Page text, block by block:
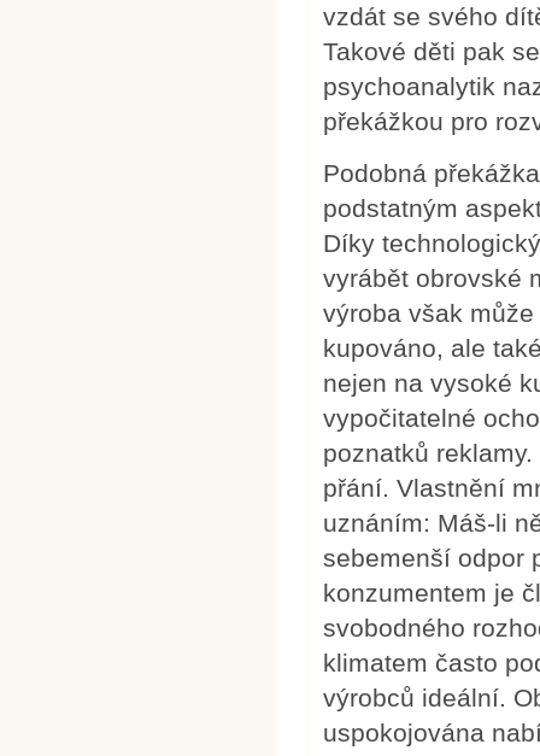
vzdát se svého
Takové děti pak
psychoanalytik
překážkou pro
Podobná
podstatným
Díky
vyrábět obrovské
výroba však
kupováno, ale
nejen na vysoké
vypočitatelné
poznatků
přání. Vlastnění
uznáním: Máš-li
sebemenší odpor
konzumentem je
svobodného
klimatem často
výrobců ideální.
uspokojována